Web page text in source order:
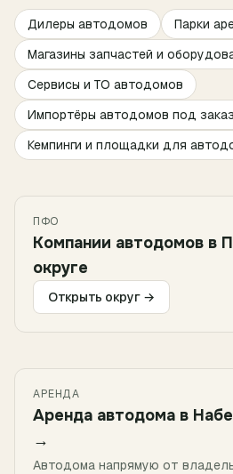
Дилеры автодомов
Парки
Магазины запчастей и
Сервисы и ТО автодомов
Импортёры автодомов под заказ
Кемпинги и площадки для
ПФО
Компании автодомов в
округе
Открыть округ →
АРЕНДА
Аренда автодома в
→
Автодома напрямую от